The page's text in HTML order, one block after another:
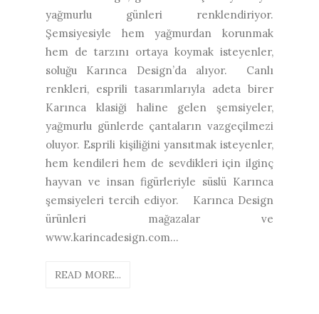
yağmurlu günleri renklendiriyor.
Şemsiyesiyle hem yağmurdan korunmak
hem de tarzını ortaya koymak isteyenler,
soluğu Karınca Design’da alıyor. Canlı
renkleri, esprili tasarımlarıyla adeta birer
Karınca klasiği haline gelen şemsiyeler,
yağmurlu günlerde çantaların vazgeçilmezi
oluyor. Esprili kişiliğini yansıtmak isteyenler,
hem kendileri hem de sevdikleri için ilginç
hayvan ve insan figürleriyle süslü Karınca
şemsiyeleri tercih ediyor. Karınca Design
ürünleri mağazalar ve
www.karincadesign.com...
READ MORE...